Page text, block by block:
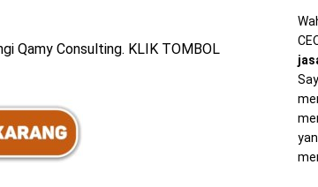
Qamy Consulting. KLIK TOMBOL